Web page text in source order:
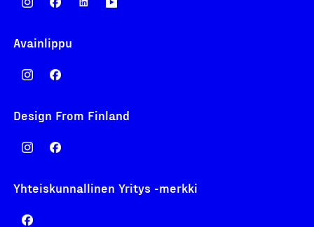
Avainlippu
Design From Finland
Yhteiskunnallinen Yritys -merkki